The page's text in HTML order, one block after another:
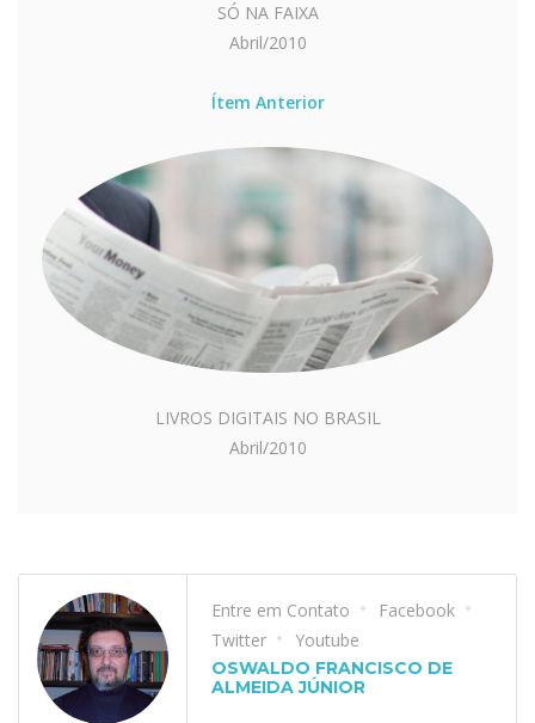
SÓ NA FAIXA
Abril/2010
Ítem Anterior
LIVROS DIGITAIS NO BRASIL
Abril/2010
Entre em Contato
Facebook
Twitter
Youtube
OSWALDO FRANCISCO DE
ALMEIDA JÚNIOR